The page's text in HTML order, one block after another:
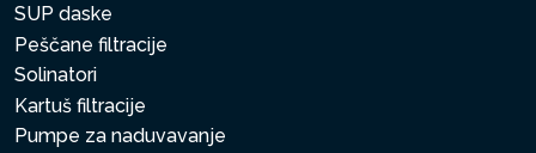
SUP daske
Peščane filtracije
Solinatori
Kartuš filtracije
Pumpe za naduvavanje